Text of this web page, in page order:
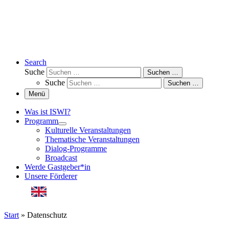
Search
Suche
Suchen …
Suche
Suchen …
Menü
Was ist ISWI?
Programm
Kulturelle Veranstaltungen
Thematische Veranstaltungen
Dialog-Programme
Broadcast
Werde Gastgeber*in
Unsere Förderer
Start » Datenschutz